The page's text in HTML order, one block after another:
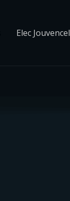
Elec Jouvencel